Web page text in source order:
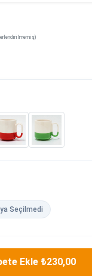
Seçilmedi
Ekle ₺230,00